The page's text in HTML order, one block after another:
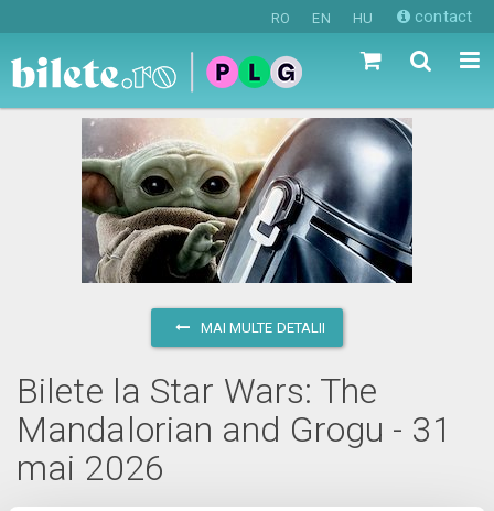
RO EN HU contact
MAI MULTE DETALII
Bilete la Star Wars: The
Mandalorian and Grogu - 31
mai 2026